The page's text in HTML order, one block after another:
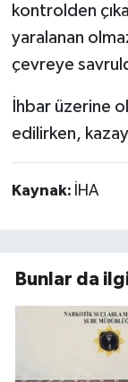
kontrolden
yaralanan
çevreye
İhbar üzerine
edilirken,
Kaynak: İHA
Bunlar da